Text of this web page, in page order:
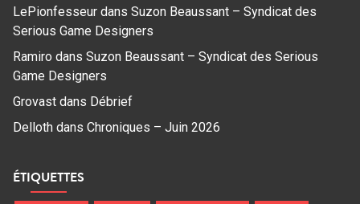
LePionfesseur dans Suzon Beaussant – Syndicat des
Serious Game Designers
Ramiro dans Suzon Beaussant – Syndicat des Serious
Game Designers
Grovast dans Débrief
Delloth dans Chroniques – Juin 2026
ÉTIQUETTES